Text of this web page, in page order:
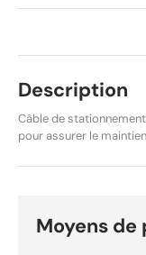
Description
Câble de
pour assurer le
à l’origine,
Caractéristiques
/ parking Référence
Moyens